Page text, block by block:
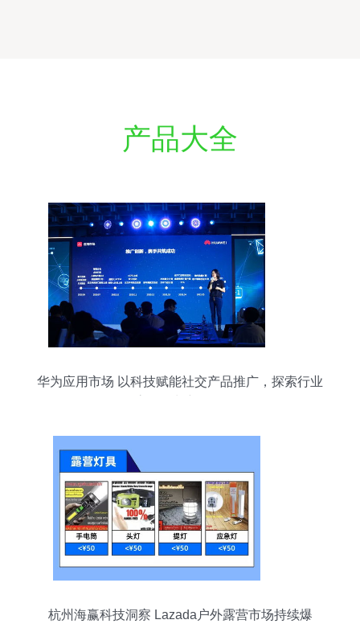
产品大全
华为应用市场 以科技赋能社交产品推广，探索行业
杭州海赢科技洞察 Lazada户外露营市场持续爆